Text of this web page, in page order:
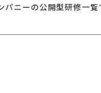
パニーの公開型研修一覧